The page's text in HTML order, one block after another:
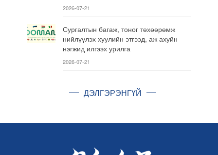
2026-07-21
Сургалтын багаж, тоног төхөөрөмж
нийлүүлэх хуулийн этгээд, аж ахуйн
нэгжид илгээх урилга
2026-07-21
ДЭЛГЭРЭНГҮЙ